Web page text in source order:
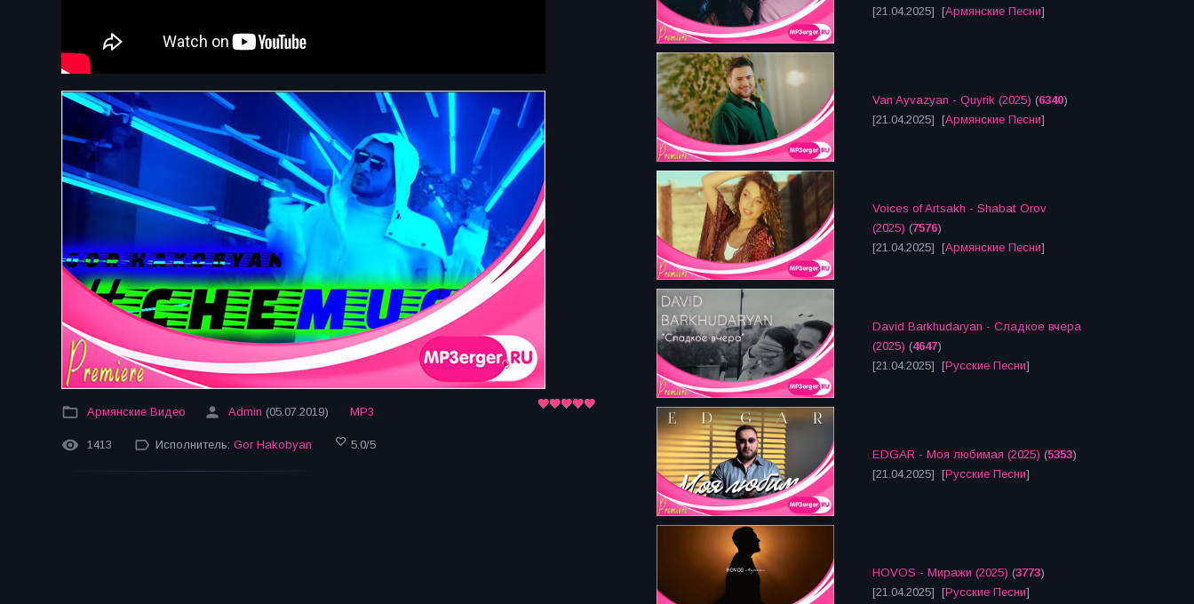
Армянские Видео Admin (05.07.2019) MP3
1413 Исполнитель: Gor Hakobyan 5.0/5
[21.04.2025] [Армянские Песни]
Van Ayvazyan - Quyrik (2025) (6340)
[21.04.2025] [Армянские Песни]
Voices of Artsakh - Shabat Orov
(2025) (7576)
[21.04.2025] [Армянские Песни]
David Barkhudaryan - Сладкое вчера
(2025) (4647)
[21.04.2025] [Русские Песни]
EDGAR - Моя любимая (2025) (5353)
[21.04.2025] [Русские Песни]
HOVOS - Миражи (2025) (3773)
[21.04.2025] [Русские Песни]